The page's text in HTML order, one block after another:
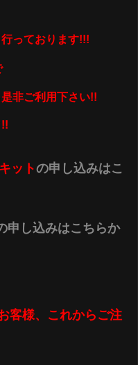
っております!!!
非ご利用下さい!!
ットの申し込みはこ
申し込みはこちらか
客様、これからご注